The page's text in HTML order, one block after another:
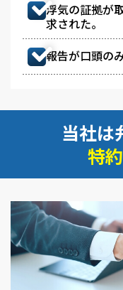
浮気の証拠が
求された。
報告が口頭の
当社は
特